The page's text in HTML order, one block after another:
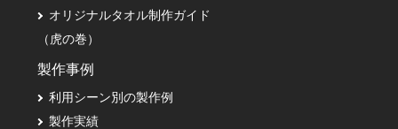
オリジナルタオル制作ガイド
（虎の巻）
製作事例
利用シーン別の製作例
製作実績